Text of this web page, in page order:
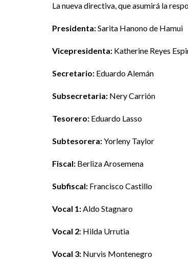
La nueva directiva, que asumirá la
Presidenta:Sarita Hanono de Hamui
Vicepresidenta: Katherine Reyes
Secretario: Eduardo Alemán
Subsecretaria: Nery Carrión
Tesorero: Eduardo Lasso
Subtesorera:Yorleny Taylor
Fiscal: Berliza Arosemena
Subfiscal: Francisco Castillo
Vocal 1:Aldo Stagnaro
Vocal 2: Hilda Urrutia
Vocal 3: Nurvis Montenegro